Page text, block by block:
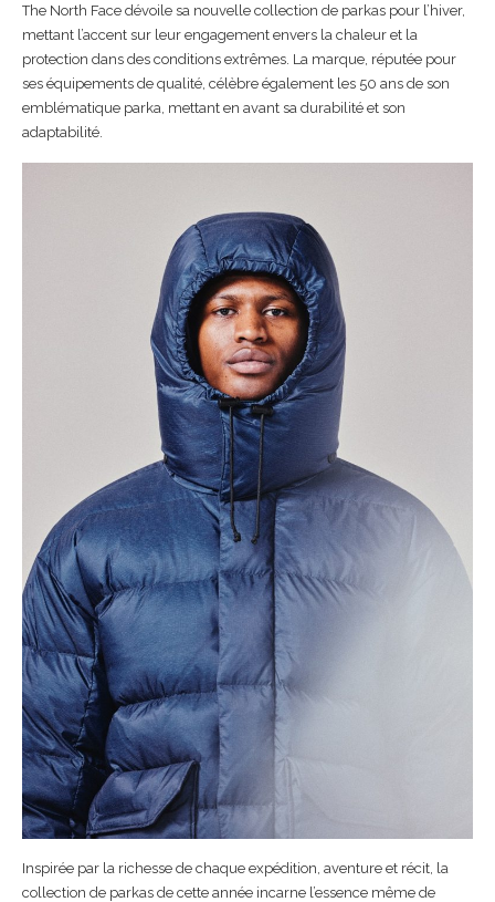
The North Face dévoile sa nouvelle collection de parkas pour l’hiver,
mettant l’accent sur leur engagement envers la chaleur et la
protection dans des conditions extrêmes. La marque, réputée pour
ses équipements de qualité, célèbre également les 50 ans de son
emblématique parka, mettant en avant sa durabilité et son
adaptabilité.
Inspirée par la richesse de chaque expédition, aventure et récit, la
collection de parkas de cette année incarne l’essence même de